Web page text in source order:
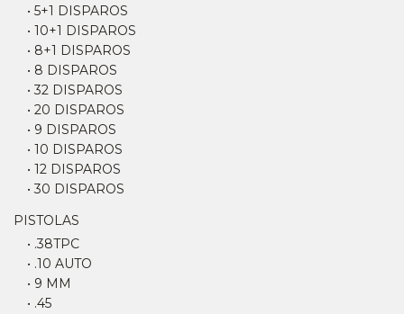
• 5+1 DISPAROS
• 10+1 DISPAROS
• 8+1 DISPAROS
• 8 DISPAROS
• 32 DISPAROS
• 20 DISPAROS
• 9 DISPAROS
• 10 DISPAROS
• 12 DISPAROS
• 30 DISPAROS
PISTOLAS
• .38TPC
• .10 AUTO
• 9 MM
• .45